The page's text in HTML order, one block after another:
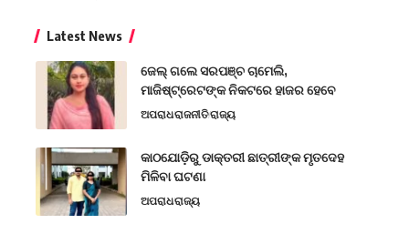
Latest News
ଜେଲ୍ ଗଲେ ସରପଞ୍ଚ ଚାମେଲି,
ମାଜିଷ୍ଟ୍ରେଟଙ୍କ ନିକଟରେ ହାଜର ହେବେ
ଅପରାଧରାଜନୀତିରାଜ୍ୟ
କାଠଯୋଡ଼ିରୁ ଡାକ୍ତରୀ ଛାତ୍ରୀଙ୍କ ମୃତଦେହ
ମିଳିବା ଘଟଣା
ଅପରାଧରାଜ୍ୟ